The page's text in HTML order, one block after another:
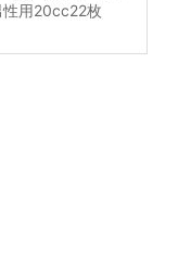
性用20cc22枚